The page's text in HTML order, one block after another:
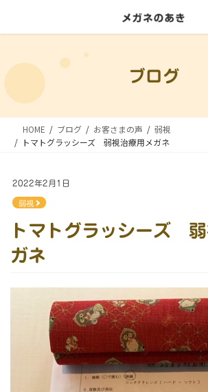
ン
ツ
ー
シ
ブログ
HOME ブログ お客さまの声
弱視
トマトグラッシーズ 弱視治療用メガネ
2022年2月1日
弱視
トマトグラッシーズ 弱
ガネ